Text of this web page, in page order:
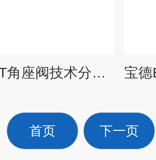
BURKERT角座阀技术分析维特锐在线指导
首页 下一页